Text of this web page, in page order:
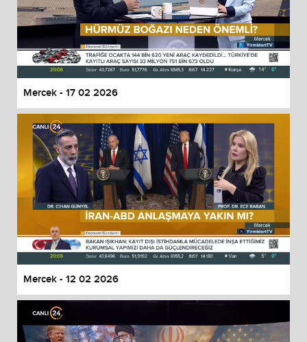
Mercek - 17 02 2026
Mercek - 12 02 2026